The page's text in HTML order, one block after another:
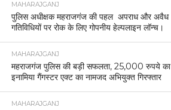
MAHARAJGANJ
पुलिस अधीक्षक महराजगंज की पहल अपराध और अवैध
गतिविधियों पर रोक के लिए गोपनीय हेल्पलाइन लॉन्च।
MAHARAJGANJ
महराजगंज पुलिस की बड़ी सफलता, 25,000 रुपये का
इनामिया गैंगस्टर एक्ट का नामजद अभियुक्त गिरफ्तार
MAHARAJGANJ